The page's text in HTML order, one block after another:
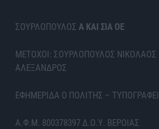
ΣΟΥΡΛΟΠΟΥΛΟΣ Α ΚΑΙ ΣΙΑ ΟΕ
ΜΕΤΟΧΟΙ: ΣΟΥΡΛΟΠΟΥΛΟΣ
ΑΛΕΞΑΝΔΡΟΣ
ΕΦΗΜΕΡΙΔΑ Ο ΠΟΛΙΤΗΣ –
Α.Φ.Μ. 800378397 Δ.Ο.Υ. ΒΕΡΟΙΑΣ